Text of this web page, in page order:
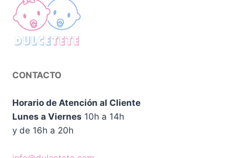
CONTACTO
Horario de Atención al Cliente
Lunes a Viernes 10h a 14h
y de 16h a 20h